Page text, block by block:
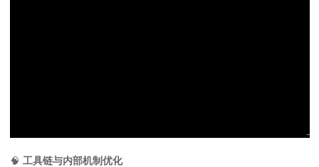
🧠 工具链与内部机制优化